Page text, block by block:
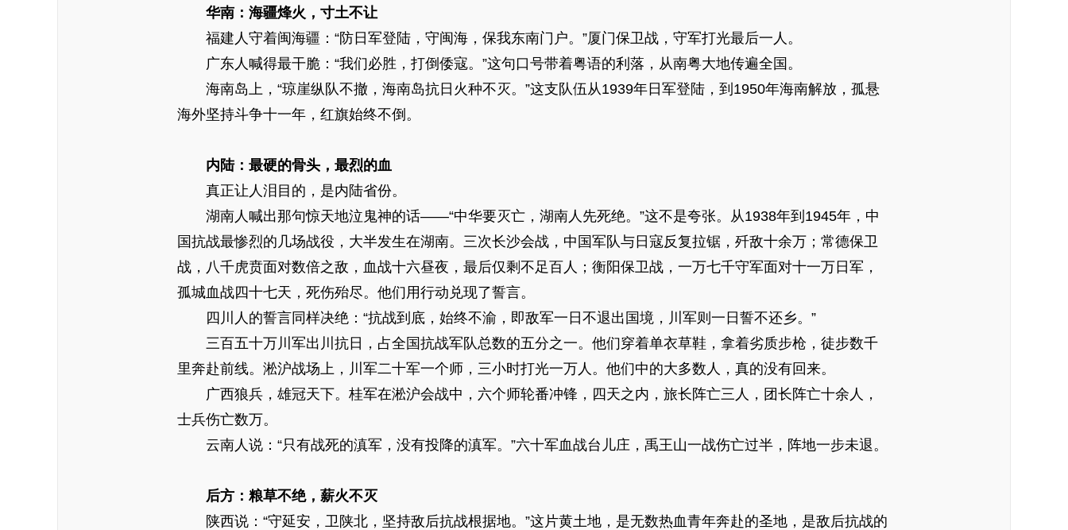
华南：海疆烽火，寸土不让
福建人守着闽海疆：“防日军登陆，守闽海，保我东南门户。”厦门保卫战，守军打光最后一人。
广东人喊得最干脆：“我们必胜，打倒倭寇。”这句口号带着粤语的利落，从南粤大地传遍全国。
海南岛上，“琼崖纵队不撤，海南岛抗日火种不灭。”这支队伍从1939年日军登陆，到1950年海南解放，孤悬
海外坚持斗争十一年，红旗始终不倒。
内陆：最硬的骨头，最烈的血
真正让人泪目的，是内陆省份。
湖南人喊出那句惊天地泣鬼神的话——“中华要灭亡，湖南人先死绝。”这不是夸张。从1938年到1945年，中
国抗战最惨烈的几场战役，大半发生在湖南。三次长沙会战，中国军队与日寇反复拉锯，歼敌十余万；常德保卫
战，八千虎贲面对数倍之敌，血战十六昼夜，最后仅剩不足百人；衡阳保卫战，一万七千守军面对十一万日军，
孤城血战四十七天，死伤殆尽。他们用行动兑现了誓言。
四川人的誓言同样决绝：“抗战到底，始终不渝，即敌军一日不退出国境，川军则一日誓不还乡。”
三百五十万川军出川抗日，占全国抗战军队总数的五分之一。他们穿着单衣草鞋，拿着劣质步枪，徒步数千
里奔赴前线。淞沪战场上，川军二十军一个师，三小时打光一万人。他们中的大多数人，真的没有回来。
广西狼兵，雄冠天下。桂军在淞沪会战中，六个师轮番冲锋，四天之内，旅长阵亡三人，团长阵亡十余人，
士兵伤亡数万。
云南人说：“只有战死的滇军，没有投降的滇军。”六十军血战台儿庄，禹王山一战伤亡过半，阵地一步未退。
后方：粮草不绝，薪火不灭
陕西说：“守延安，卫陕北，坚持敌后抗战根据地。”这片黄土地，是无数热血青年奔赴的圣地，是敌后抗战的